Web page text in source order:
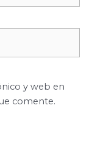
y web en
comente.